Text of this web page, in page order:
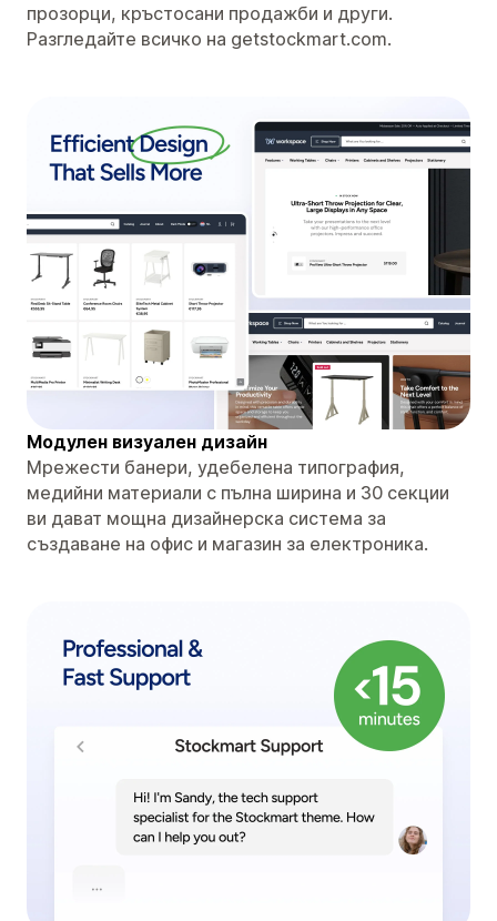
прозорци, кръстосани продажби и други.
Разгледайте всичко на getstockmart.com.
Модулен визуален дизайн
Мрежести банери, удебелена типография,
медийни материали с пълна ширина и 30 секции
ви дават мощна дизайнерска система за
създаване на офис и магазин за електроника.